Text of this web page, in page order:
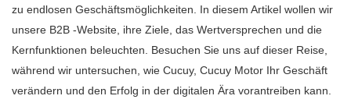
zu endlosen Geschäftsmöglichkeiten. In diesem Artikel wollen wir
unsere B2B -Website, ihre Ziele, das Wertversprechen und die
Kernfunktionen beleuchten. Besuchen Sie uns auf dieser Reise,
während wir untersuchen, wie Cucuy, Cucuy Motor Ihr Geschäft
verändern und den Erfolg in der digitalen Ära vorantreiben kann.